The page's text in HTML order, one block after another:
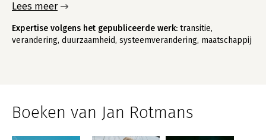
Lees meer
Expertise volgens het gepubliceerde werk: transitie,
verandering, duurzaamheid, systeemverandering, maatschappij
Boeken van Jan Rotmans